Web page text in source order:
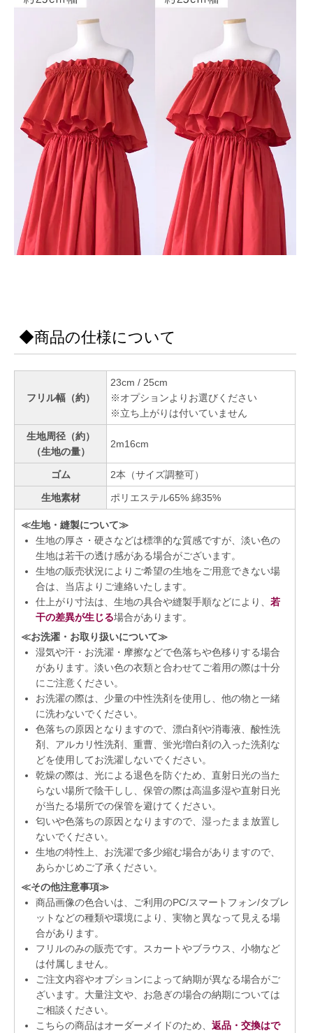
◆商品の仕様について
フリル幅（約）
23cm / 25cm
※オプションよりお選びください
※立ち上がりは付いていません
生地周径（約）
（生地の量）
2m16cm
ゴム 2本（サイズ調整可）
生地素材 ポリエステル65% 綿35%
≪生地・縫製について≫
生地の厚さ・硬さなどは標準的な質感ですが、淡い色の
生地は若干の透け感がある場合がございます。
生地の販売状況によりご希望の生地をご用意できない場
合は、当店よりご連絡いたします。
仕上がり寸法は、生地の具合や縫製手順などにより、 若
干の差異が生じる場合があります。
≪お洗濯・お取り扱いについて≫
湿気や汗・お洗濯・摩擦などで色落ちや色移りする場合
があります。淡い色の衣類と合わせてご着用の際は十分
にご注意ください。
お洗濯の際は、少量の中性洗剤を使用し、他の物と一緒
に洗わないでください。
色落ちの原因となりますので、漂白剤や消毒液、酸性洗
剤、アルカリ性洗剤、重曹、蛍光増白剤の入った洗剤な
どを使用してお洗濯しないでください。
乾燥の際は、光による退色を防ぐため、直射日光の当た
らない場所で陰干しし、保管の際は高温多湿や直射日光
が当たる場所での保管を避けてください。
匂いや色落ちの原因となりますので、湿ったまま放置し
ないでください。
生地の特性上、お洗濯で多少縮む場合がありますので、
あらかじめご了承ください。
≪その他注意事項≫
商品画像の色合いは、ご利用のPC/スマートフォン/タブレ
ットなどの種類や環境により、実物と異なって見える場
合があります。
フリルのみの販売です。スカートやブラウス、小物など
は付属しません。
ご注文内容やオプションによって納期が異なる場合がご
ざいます。大量注文や、お急ぎの場合の納期については
ご相談ください。
こちらの商品はオーダーメイドのため、 返品・交換はで